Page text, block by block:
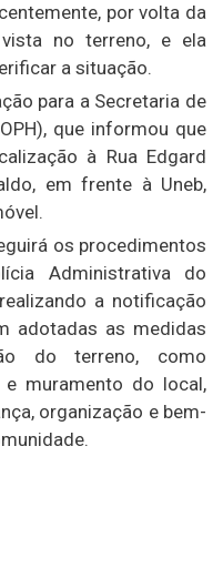
por volta da
no terreno, e ela
a situação.
para a Secretaria de
que informou que
à Rua Edgard
em frente à Uneb,
os procedimentos
Administrativa do
a notificação
adotadas as medidas
do terreno, como
muramento do local,
organização e bem-